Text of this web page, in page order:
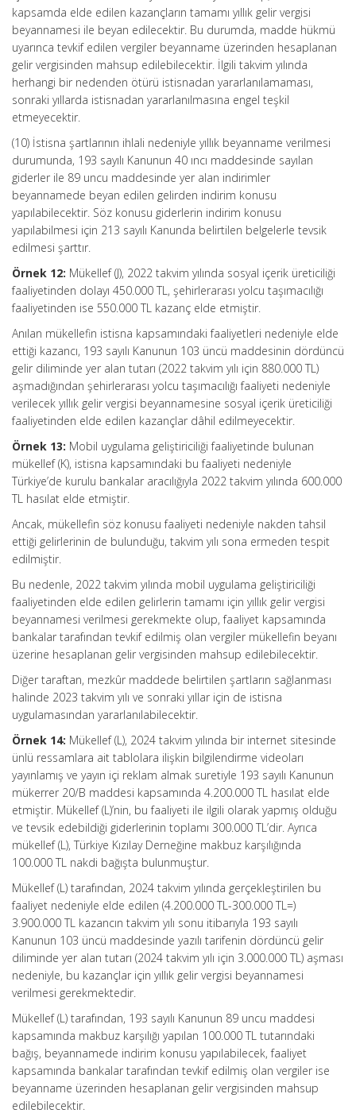
kapsamda elde edilen kazançların tamamı yıllık gelir vergisi
beyannamesi ile beyan edilecektir. Bu durumda, madde hükmü
uyarınca tevkif edilen vergiler beyanname üzerinden hesaplanan
gelir vergisinden mahsup edilebilecektir. İlgili takvim yılında
herhangi bir nedenden ötürü istisnadan yararlanılamaması,
sonraki yıllarda istisnadan yararlanılmasına engel teşkil
etmeyecektir.
(10) İstisna şartlarının ihlali nedeniyle yıllık beyanname verilmesi
durumunda, 193 sayılı Kanunun 40 ıncı maddesinde sayılan
giderler ile 89 uncu maddesinde yer alan indirimler
beyannamede beyan edilen gelirden indirim konusu
yapılabilecektir. Söz konusu giderlerin indirim konusu
yapılabilmesi için 213 sayılı Kanunda belirtilen belgelerle tevsik
edilmesi şarttır.
Örnek 12: Mükellef (J), 2022 takvim yılında sosyal içerik üreticiliği
faaliyetinden dolayı 450.000 TL, şehirlerarası yolcu taşımacılığı
faaliyetinden ise 550.000 TL kazanç elde etmiştir.
Anılan mükellefin istisna kapsamındaki faaliyetleri nedeniyle elde
ettiği kazancı, 193 sayılı Kanunun 103 üncü maddesinin dördüncü
gelir diliminde yer alan tutarı (2022 takvim yılı için 880.000 TL)
aşmadığından şehirlerarası yolcu taşımacılığı faaliyeti nedeniyle
verilecek yıllık gelir vergisi beyannamesine sosyal içerik üreticiliği
faaliyetinden elde edilen kazançlar dâhil edilmeyecektir.
Örnek 13: Mobil uygulama geliştiriciliği faaliyetinde bulunan
mükellef (K), istisna kapsamındaki bu faaliyeti nedeniyle
Türkiye’de kurulu bankalar aracılığıyla 2022 takvim yılında 600.000
TL hasılat elde etmiştir.
Ancak, mükellefin söz konusu faaliyeti nedeniyle nakden tahsil
ettiği gelirlerinin de bulunduğu, takvim yılı sona ermeden tespit
edilmiştir.
Bu nedenle, 2022 takvim yılında mobil uygulama geliştiriciliği
faaliyetinden elde edilen gelirlerin tamamı için yıllık gelir vergisi
beyannamesi verilmesi gerekmekte olup, faaliyet kapsamında
bankalar tarafından tevkif edilmiş olan vergiler mükellefin beyanı
üzerine hesaplanan gelir vergisinden mahsup edilebilecektir.
Diğer taraftan, mezkûr maddede belirtilen şartların sağlanması
halinde 2023 takvim yılı ve sonraki yıllar için de istisna
uygulamasından yararlanılabilecektir.
Örnek 14: Mükellef (L), 2024 takvim yılında bir internet sitesinde
ünlü ressamlara ait tablolara ilişkin bilgilendirme videoları
yayınlamış ve yayın içi reklam almak suretiyle 193 sayılı Kanunun
mükerrer 20/B maddesi kapsamında 4.200.000 TL hasılat elde
etmiştir. Mükellef (L)’nin, bu faaliyeti ile ilgili olarak yapmış olduğu
ve tevsik edebildiği giderlerinin toplamı 300.000 TL’dir. Ayrıca
mükellef (L), Türkiye Kızılay Derneğine makbuz karşılığında
100.000 TL nakdi bağışta bulunmuştur.
Mükellef (L) tarafından, 2024 takvim yılında gerçekleştirilen bu
faaliyet nedeniyle elde edilen (4.200.000 TL-300.000 TL=)
3.900.000 TL kazancın takvim yılı sonu itibarıyla 193 sayılı
Kanunun 103 üncü maddesinde yazılı tarifenin dördüncü gelir
diliminde yer alan tutarı (2024 takvim yılı için 3.000.000 TL) aşması
nedeniyle, bu kazançlar için yıllık gelir vergisi beyannamesi
verilmesi gerekmektedir.
Mükellef (L) tarafından, 193 sayılı Kanunun 89 uncu maddesi
kapsamında makbuz karşılığı yapılan 100.000 TL tutarındaki
bağış, beyannamede indirim konusu yapılabilecek, faaliyet
kapsamında bankalar tarafından tevkif edilmiş olan vergiler ise
beyanname üzerinden hesaplanan gelir vergisinden mahsup
edilebilecektir.